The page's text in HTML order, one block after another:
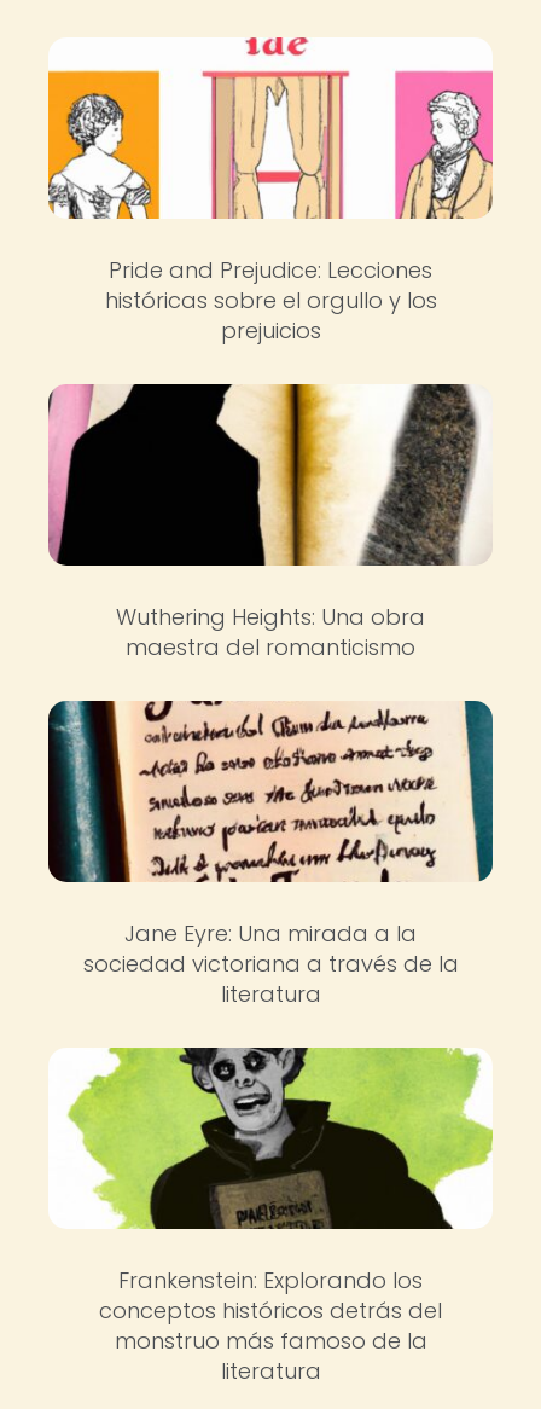
Pride and Prejudice: Lecciones
históricas sobre el orgullo y los
prejuicios
Wuthering Heights: Una obra
maestra del romanticismo
Jane Eyre: Una mirada a la
sociedad victoriana a través de la
literatura
Frankenstein: Explorando los
conceptos históricos detrás del
monstruo más famoso de la
literatura